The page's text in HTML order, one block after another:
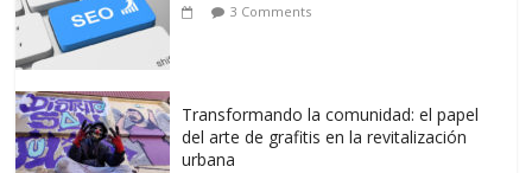
3 Comments
Transformando la comunidad: el papel
del arte de grafitis en la revitalización
urbana